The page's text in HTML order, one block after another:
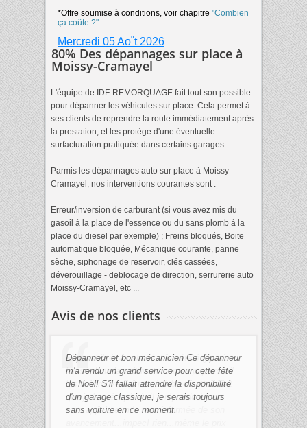
*Offre soumise à conditions, voir chapitre "Combien
ça coûte ?"
Mercredi 05 Ao˚t 2026
80% Des dépannages sur place à
Moissy-Cramayel
L'équipe de IDF-REMORQUAGE fait tout son possible
pour dépanner les véhicules sur place. Cela permet à
ses clients de reprendre la route immédiatement après
la prestation, et les protège d'une éventuelle
surfacturation pratiquée dans certains garages.
Parmis les dépannages auto sur place à Moissy-
Cramayel, nos interventions courantes sont :
Erreur/inversion de carburant (si vous avez mis du
gasoil à la place de l'essence ou du sans plomb à la
place du diesel par exemple) ; Freins bloqués, Boite
automatique bloquée, Mécanique courante, panne
sèche, siphonage de reservoir, clés cassées,
déverouillage - deblocage de direction, serrurerie auto
Moissy-Cramayel, etc ...
Avis de nos clients
Dépanneur et bon mécanicien Ce dépanneur
m'a rendu un grand service pour cette fête
de Noël! S'il fallait attendre la disponibilité
d'un garage classique, je serais toujours
sans voiture en ce moment.